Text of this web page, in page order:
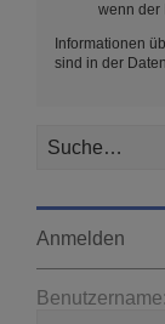
wenn der
Informationen
sind in der
Anmelden
Benutzername: